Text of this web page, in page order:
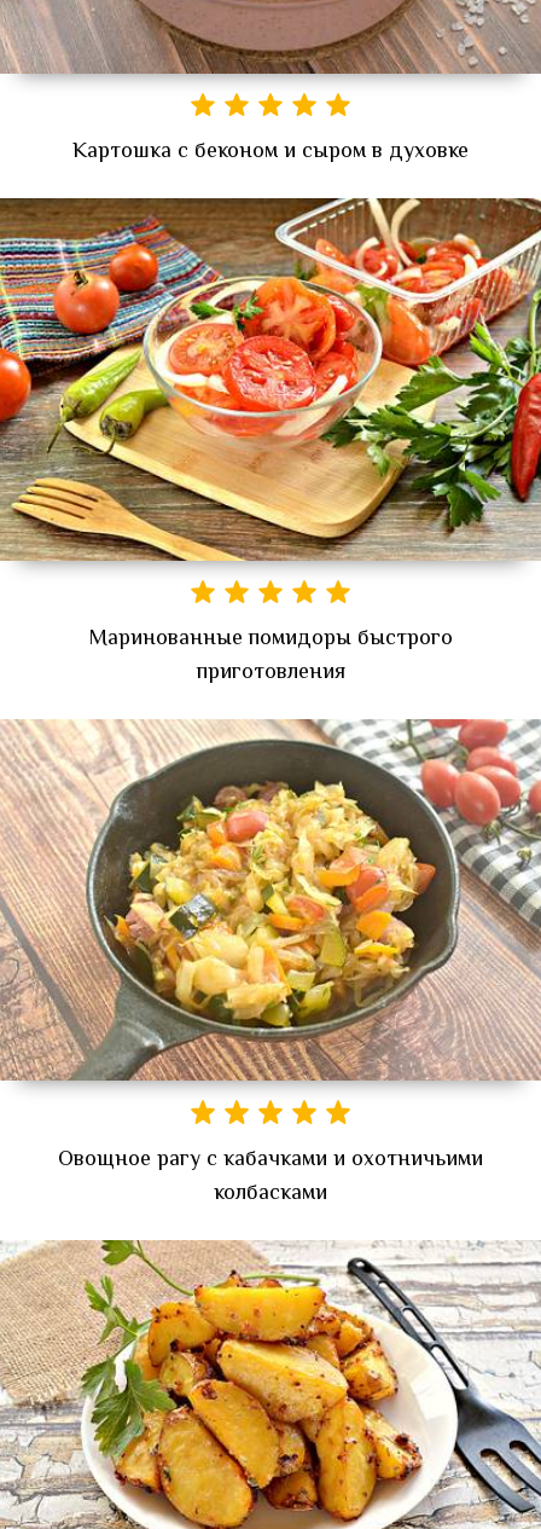
Картошка с беконом и сыром в духовке
Маринованные помидоры быстрого
приготовления
Овощное рагу с кабачками и охотничьими
колбасками